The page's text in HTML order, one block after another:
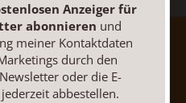
Datenschutz
Impressum
Anzeiger für
abonnieren und
meiner Kontaktdaten
durch den
oder die E-
abbestellen.